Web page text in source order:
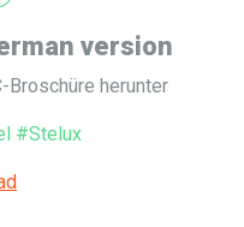
version
Broschüre herunter
#Stelux